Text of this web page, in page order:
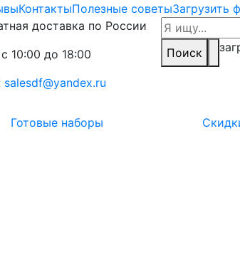
КонтактыПолезные советыЗагрузить
доставка по России
10:00 до 18:00
salesdf@yandex.ru
Поиск
Готовые наборы